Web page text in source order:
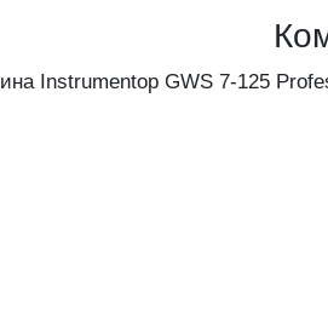
Instrumentop GWS 7-125